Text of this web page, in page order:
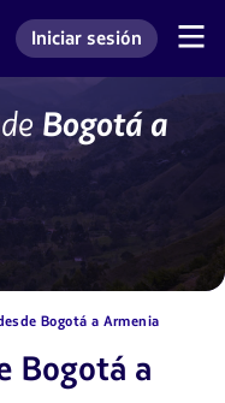
Ingresar a mi cuenta
Iniciar sesión
Bogotá a
Bogotá a Armenia
Bogotá a